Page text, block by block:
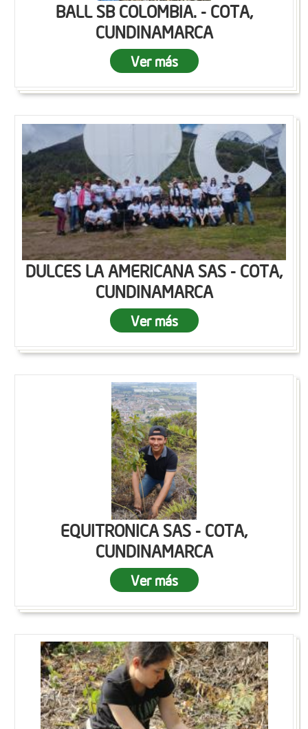
BALL SB COLOMBIA. - COTA,
CUNDINAMARCA
Ver más
DULCES LA AMERICANA SAS - COTA,
CUNDINAMARCA
Ver más
EQUITRONICA SAS - COTA,
CUNDINAMARCA
Ver más